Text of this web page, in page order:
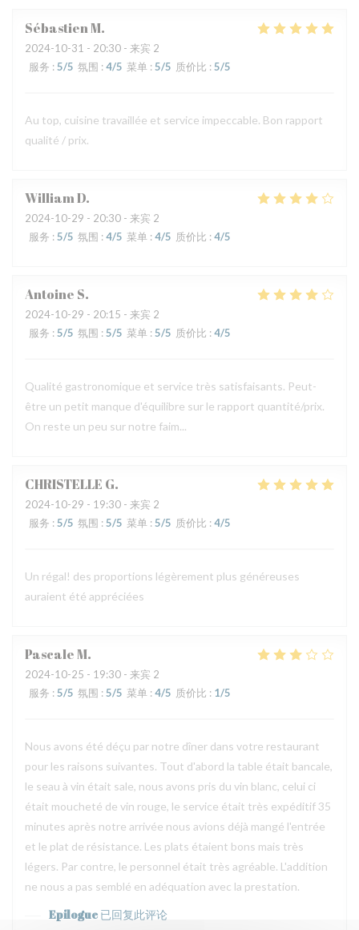
SébastienM
2024-10-31 - 20:30 - 来宾 2
服务 : 5/5 氛围 : 4/5 菜单 : 5/5 质价比 : 5/5
Au top, cuisine travaillée et service impeccable. Bon rapport
qualité / prix.
WilliamD
2024-10-29 - 20:30 - 来宾 2
服务 : 5/5 氛围 : 4/5 菜单 : 4/5 质价比 : 4/5
Antoine S
2024-10-29 - 20:15 - 来宾 2
服务 : 5/5 氛围 : 5/5 菜单 : 5/5 质价比 : 4/5
Qualité gastronomique et service très satisfaisants. Peut-
être un petit manque d'équilibre sur le rapport quantité/prix.
On reste un peu sur notre faim...
CHRISTELLE G
2024-10-29 - 19:30 - 来宾 2
服务 : 5/5 氛围 : 5/5 菜单 : 5/5 质价比 : 4/5
Un régal! des proportions légèrement plus généreuses
auraient été appréciées
PascaleM
2024-10-25 - 19:30 - 来宾 2
服务 : 5/5 氛围 : 5/5 菜单 : 4/5 质价比 : 1/5
Nous avons été déçu par notre dîner dans votre restaurant
pour les raisons suivantes. Tout d'abord la table était bancale,
le seau à vin était sale, nous avons pris du vin blanc, celui ci
était moucheté de vin rouge, le service était très expéditif 35
minutes après notre arrivée nous avions déjà mangé l'entrée
et le plat de résistance. Les plats étaient bons mais très
légers. Par contre, le personnel était très agréable. L'addition
ne nous a pas semblé en adéquation avec la prestation.
Epilogue 已回复此评论